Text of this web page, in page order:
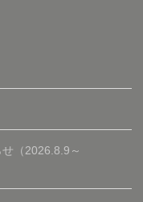
（2026.8.9～